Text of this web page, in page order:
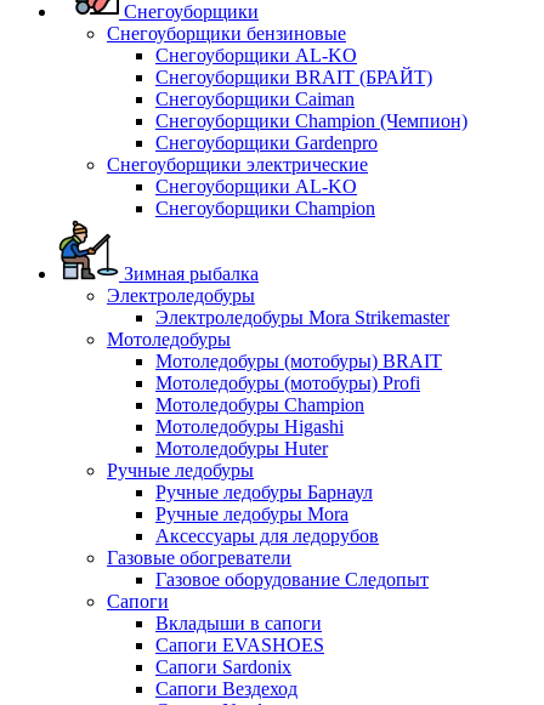
Снегоуборщики
Снегоуборщики бензиновые
Снегоуборщики AL-KO
Снегоуборщики BRAIT (БРАЙТ)
Снегоуборщики Caiman
Снегоуборщики Champion (Чемпион)
Снегоуборщики Gardenpro
Снегоуборщики электрические
Снегоуборщики AL-KO
Снегоуборщики Champion
Зимная рыбалка
Электроледобуры
Электроледобуры Mora Strikemaster
Мотоледобуры
Мотоледобуры (мотобуры) BRAIT
Мотоледобуры (мотобуры) Profi
Мотоледобуры Champion
Мотоледобуры Higashi
Мотоледобуры Huter
Ручные ледобуры
Ручные ледобуры Барнаул
Ручные ледобуры Mora
Аксессуары для ледорубов
Газовые обогреватели
Газовое оборудование Следопыт
Сапоги
Вкладыши в сапоги
Сапоги EVASHOES
Сапоги Sardonix
Сапоги Вездеход